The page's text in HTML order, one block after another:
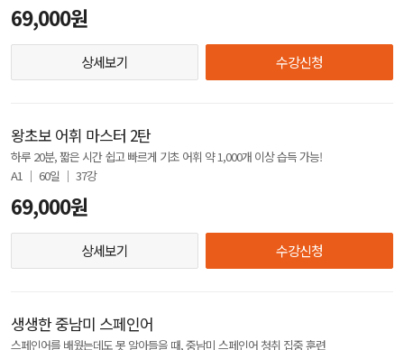
69,000원
상세보기 수강신청
왕초보 어휘 마스터 2탄
하루 20분, 짧은 시간 쉽고 빠르게 기초 어휘 약 1,000개 이상 습득 가능!
A1 │ 60일 │ 37강
69,000원
상세보기 수강신청
생생한 중남미 스페인어
스페인어를 배웠는데도 못 알아들을 때, 중남미 스페인어 청취 집중 훈련